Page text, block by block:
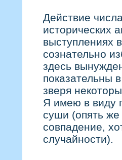
Действие
исторических
выступлениях
сознательно
здесь
показательны
зверя
Я имею в виду
суши (опять же
совпадение,
случайности).